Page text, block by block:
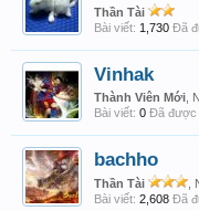
Thần Tài
Bài viết: 1,730 Đã
Vinhak
Thành Viên Mới ,
Bài viết: 0 Đã được
bachho
Thần Tài
,
Bài viết: 2,608 Đã